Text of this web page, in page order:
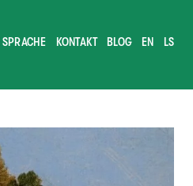
KONTAKT BLOG EN LS